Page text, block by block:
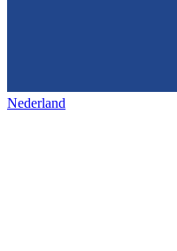
Nederland